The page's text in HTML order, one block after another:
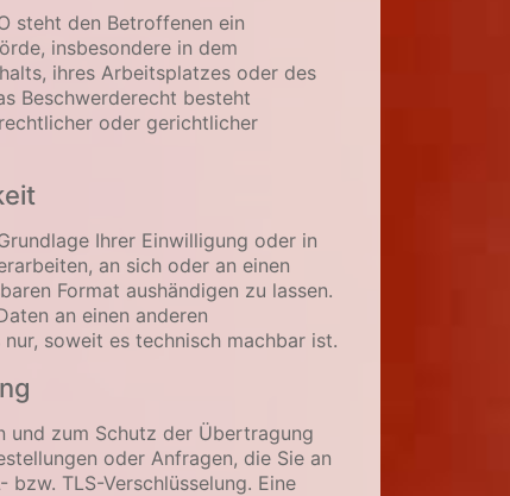
steht den Betroffenen ein
insbesondere in dem
ihres Arbeitsplatzes oder des
Beschwerderecht besteht
oder gerichtlicher
Ihrer Einwilligung oder in
an sich oder an einen
Format aushändigen zu lassen.
an einen anderen
soweit es technisch machbar ist.
und zum Schutz der Übertragung
oder Anfragen, die Sie an
bzw. TLS-Verschlüsselung. Eine